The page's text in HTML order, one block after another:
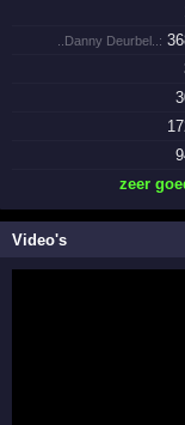
..Danny Deurbel..:
zeer
Video's